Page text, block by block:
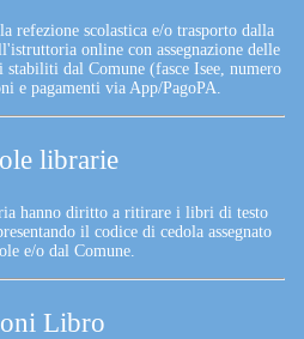
refezione scolastica e/o trasporto dalla
online con assegnazione delle
dal Comune (fasce Isee, numero
e pagamenti via App/PagoPA.
librarie
hanno diritto a ritirare i libri di testo
il codice di cedola assegnato
e/o dal Comune.
Libro